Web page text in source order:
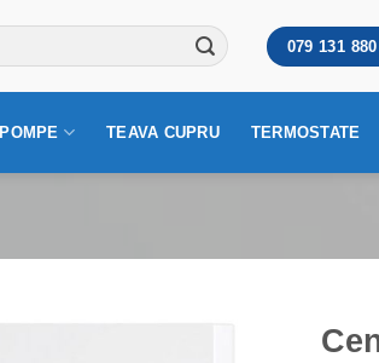
079 131 880
POMPE TEAVA CUPRU TERMOSTATE